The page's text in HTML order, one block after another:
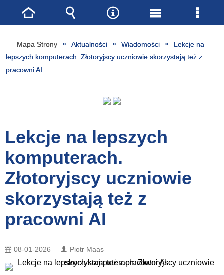
Mapa Strony Aktualności Wiadomości
Lekcje na
lepszych komputerach. Złotoryjscy uczniowie skorzystają też z
pracowni AI
Lekcje na lepszych
komputerach.
Złotoryjscy uczniowie
skorzystają też z
pracowni AI
08-01-2026 Piotr Maas
Strona
główna
Wyszukiwarka
NarzędziaMenu
główne
Menu